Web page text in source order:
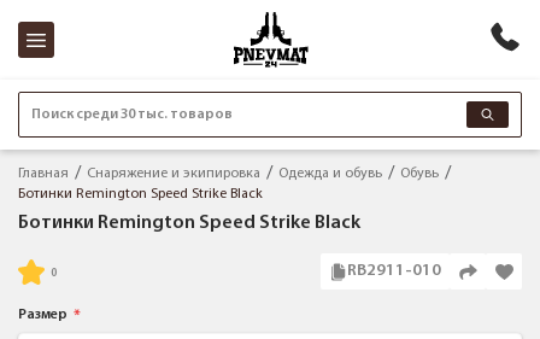
Поиск среди 30 тыс. товаров
Главная Снаряжение и экипировка Одежда и обувь
Обувь
Ботинки Remington Speed Strike Black
Ботинки Remington Speed Strike Black
RB2911-010
Размер